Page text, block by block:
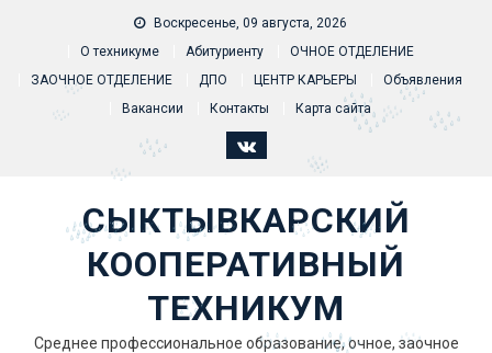
Воскресенье, 09 августа, 2026
О техникуме
Абитуриенту
ОЧНОЕ ОТДЕЛЕНИЕ
ЗАОЧНОЕ ОТДЕЛЕНИЕ
ДПО ЦЕНТР КАРЬЕРЫ
Объявления
Вакансии
Контакты Карта сайта
СЫКТЫВКАРСКИЙ
КООПЕРАТИВНЫЙ
ТЕХНИКУМ
Среднее профессиональное образование, очное, заочное